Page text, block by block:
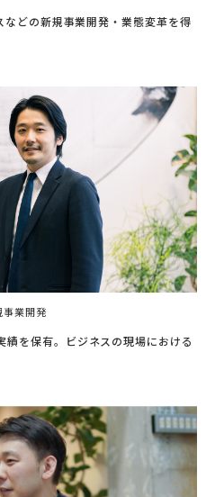
どの新規事業開発・業態変革を得
事業開発
を保有。ビジネスの現場における